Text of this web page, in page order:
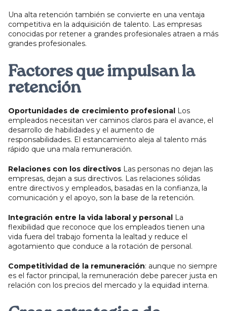
Una alta retención también se convierte en una ventaja
competitiva en la adquisición de talento. Las empresas
conocidas por retener a grandes profesionales atraen a más
grandes profesionales.
Factores que impulsan la
retención
Oportunidades de crecimiento profesional Los
empleados necesitan ver caminos claros para el avance, el
desarrollo de habilidades y el aumento de
responsabilidades. El estancamiento aleja al talento más
rápido que una mala remuneración.
Relaciones con los directivos Las personas no dejan las
empresas, dejan a sus directivos. Las relaciones sólidas
entre directivos y empleados, basadas en la confianza, la
comunicación y el apoyo, son la base de la retención.
Integración entre la vida laboral y personal La
flexibilidad que reconoce que los empleados tienen una
vida fuera del trabajo fomenta la lealtad y reduce el
agotamiento que conduce a la rotación de personal.
Competitividad de la remuneración: aunque no siempre
es el factor principal, la remuneración debe parecer justa en
relación con los precios del mercado y la equidad interna.